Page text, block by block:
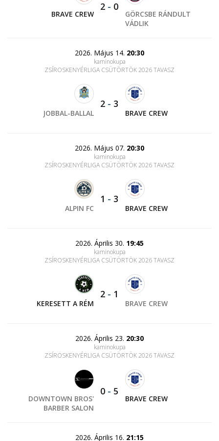
BRAVE CREW
2 - 0
GÖRCSBE RÁNDULT
VÁDLIK
2026. Május 14. 20:30
kaminokupa
ZSÍROSKENYÉRLIGA CSÜTÖRTÖK 2026 TAVASZ
JOBBAL-BALLAL
2 - 3
BRAVE CREW
2026. Május 07. 20:30
kaminokupa
ZSÍROSKENYÉRLIGA CSÜTÖRTÖK 2026 TAVASZ
ALPIN FC
1 - 3
BRAVE CREW
2026. Április 30. 19:45
kaminokupa
ZSÍROSKENYÉRLIGA CSÜTÖRTÖK 2026 TAVASZ
KERESETT A RÉM
2 - 1
BRAVE CREW
2026. Április 23. 20:30
kaminokupa
ZSÍROSKENYÉRLIGA CSÜTÖRTÖK 2026 TAVASZ
DOWNTOWN BROS'
BARBER SALON
0 - 5
BRAVE CREW
2026. Április 16. 21:15